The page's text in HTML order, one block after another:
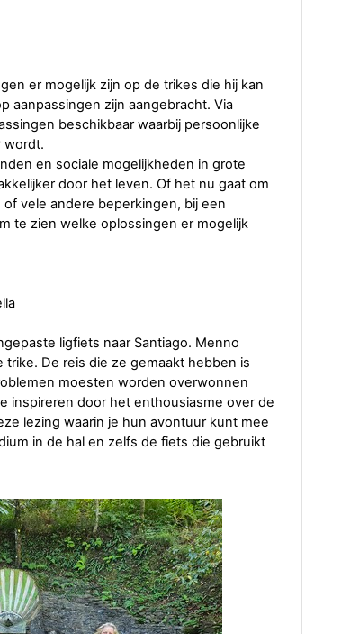
er mogelijk zijn op de trikes die hij kan
aanpassingen zijn aangebracht. Via
beschikbaar waarbij persoonlijke
wordt.
en sociale mogelijkheden in grote
door het leven. Of het nu gaat om
vele andere beperkingen, bij een
te zien welke oplossingen er mogelijk
ligfiets naar Santiago. Menno
De reis die ze gemaakt hebben is
moesten worden overwonnen
inspireren door het enthousiasme over de
lezing waarin je hun avontuur kunt mee
in de hal en zelfs de fiets die gebruikt